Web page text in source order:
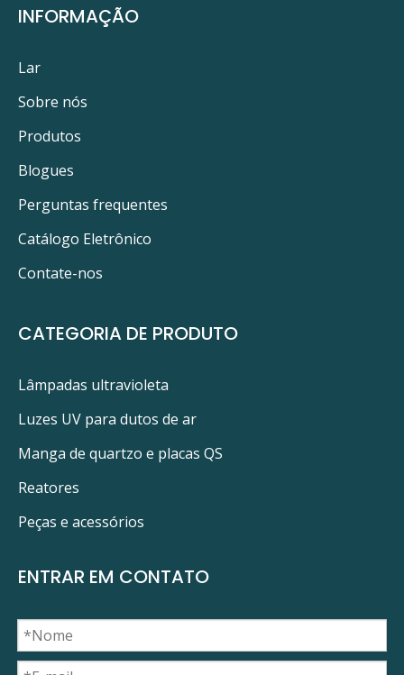
INFORMAÇÃO
Lar
Sobre nós
Produtos
Blogues
Perguntas frequentes
Catálogo Eletrônico
Contate-nos
CATEGORIA DE PRODUTO
Lâmpadas ultravioleta
Luzes UV para dutos de ar
Manga de quartzo e placas QS
Reatores
Peças e acessórios
ENTRAR EM CONTATO